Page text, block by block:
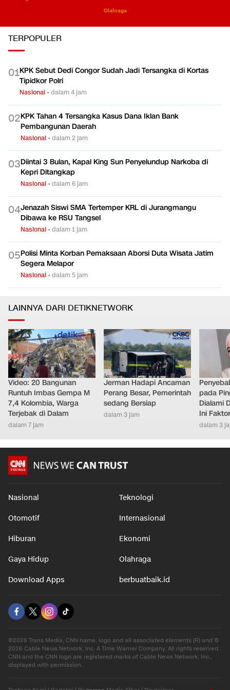
Olahraga
TERPOPULER
01KPK Sebut Dedi Congor Sudah Jadi Tersangka di Kortas
Tipidkor Polri
Nasional •dalam 4 jam
02KPK Tahan 4 Tersangka Kasus Dana Iklan Bank
Pembangunan Daerah
Nasional •dalam 2 jam
03Diintai 3 Bulan, Kapal King Sun Penyelundup Narkoba di
Kepri Ditangkap
Nasional •dalam 6 jam
04Jenazah Siswi SMA Tertemper KRL di Jurangmangu
Dibawa ke RSU Tangsel
Nasional •dalam 1 jam
05Polisi Minta Korban Pemaksaan Aborsi Duta Wisata Jatim
Segera Melapor
Nasional •dalam 5 jam
LAINNYA DARI DETIKNETWORK
Video: 20 Bangunan
Runtuh Imbas Gempa M
7,4 Kolombia, Warga
Terjebak di Dalam
dalam 7 jam
Jerman Hadapi Ancaman
Perang Besar, Pemerintah
sedang Bersiap
dalam 3 jam
pada
Dialami
Ini
dalam 3
Nasional Teknologi
Otomotif Internasional
Hiburan Ekonomi
Gaya Hidup Olahraga
Download Apps berbuatbaik.id
©2026 Trans Media, CNN name, logo and all associated elements (R) and ©
2026 Cable News Network, Inc. A Time Warner Company. All rights reserved.
CNN and the CNN logo are registered marks of Cable News Network, Inc.,
displayed with permission.